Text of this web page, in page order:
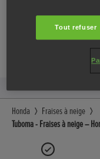
Honda
Fraises à neige
Tuboma - Fraises à neige –
Tout refuser